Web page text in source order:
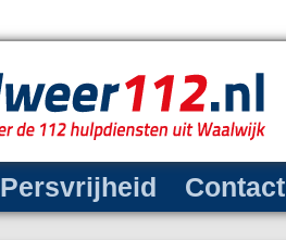
Persvrijheid Contact